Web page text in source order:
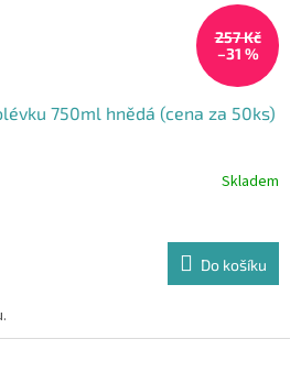
257 Kč
–31 %
750ml hnědá (cena za 50ks)
Skladem
Do košíku